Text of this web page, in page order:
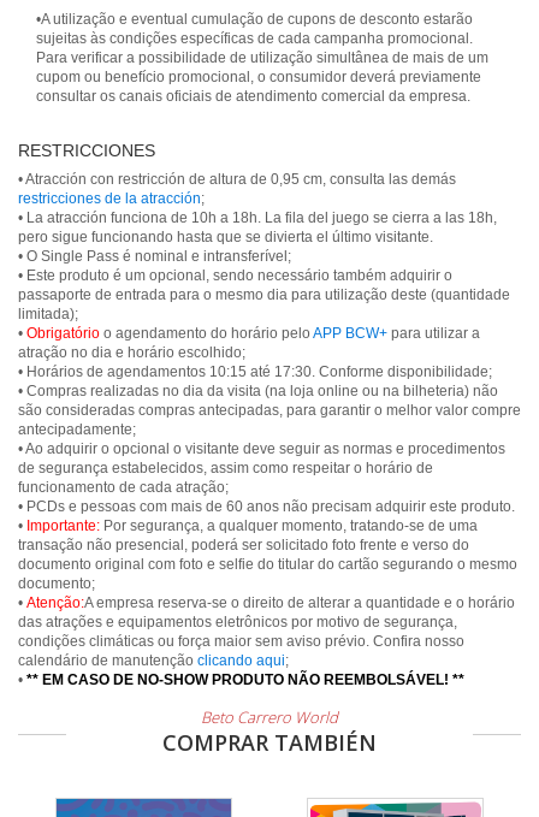
•A utilização e eventual cumulação de cupons de desconto estarão
sujeitas às condições específicas de cada campanha promocional.
Para verificar a possibilidade de utilização simultânea de mais de um
cupom ou benefício promocional, o consumidor deverá previamente
consultar os canais oficiais de atendimento comercial da empresa.
RESTRICCIONES
• Atracción con restricción de altura de 0,95 cm, consulta las demás
restricciones de la atracción;
• La atracción funciona de 10h a 18h. La fila del juego se cierra a las 18h,
pero sigue funcionando hasta que se divierta el último visitante.
• O Single Pass é nominal e intransferível;
• Este produto é um opcional, sendo necessário também adquirir o
passaporte de entrada para o mesmo dia para utilização deste (quantidade
limitada);
• Obrigatório o agendamento do horário pelo APP BCW+ para utilizar a
atração no dia e horário escolhido;
• Horários de agendamentos 10:15 até 17:30. Conforme disponibilidade;
• Compras realizadas no dia da visita (na loja online ou na bilheteria) não
são consideradas compras antecipadas, para garantir o melhor valor compre
antecipadamente;
• Ao adquirir o opcional o visitante deve seguir as normas e procedimentos
de segurança estabelecidos, assim como respeitar o horário de
funcionamento de cada atração;
• PCDs e pessoas com mais de 60 anos não precisam adquirir este produto.
• Importante: Por segurança, a qualquer momento, tratando-se de uma
transação não presencial, poderá ser solicitado foto frente e verso do
documento original com foto e selfie do titular do cartão segurando o mesmo
documento;
• Atenção:A empresa reserva-se o direito de alterar a quantidade e o horário
das atrações e equipamentos eletrônicos por motivo de segurança,
condições climáticas ou força maior sem aviso prévio. Confira nosso
calendário de manutenção clicando aqui;
• ** EM CASO DE NO-SHOW PRODUTO NÃO REEMBOLSÁVEL! **
Beto Carrero World
COMPRAR TAMBIÉN